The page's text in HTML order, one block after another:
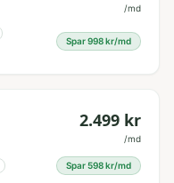
/md
Spar998kr/md
2.499 kr
/md
Spar598kr/md